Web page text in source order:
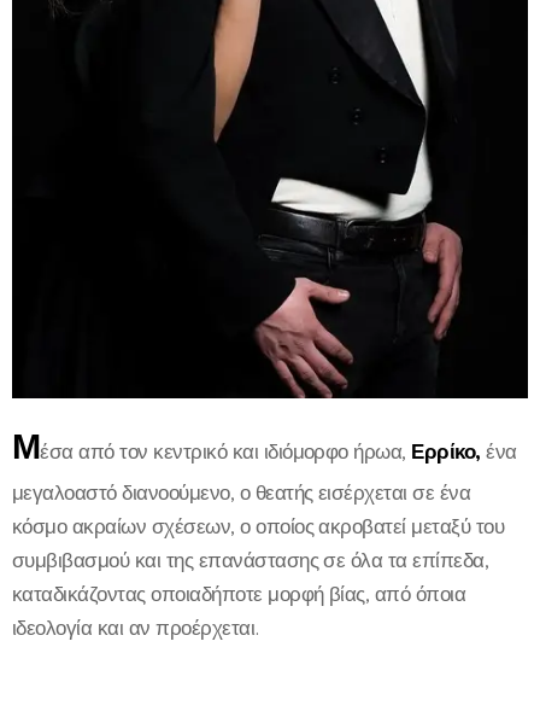
Μέσα από τον κεντρικό και ιδιόμορφο ήρωα, Ερρίκο, ένα
μεγαλοαστό διανοούμενο, ο θεατής εισέρχεται σε ένα
κόσμο ακραίων σχέσεων, ο οποίος ακροβατεί μεταξύ του
συμβιβασμού και της επανάστασης σε όλα τα επίπεδα,
καταδικάζοντας οποιαδήποτε μορφή βίας, από όποια
ιδεολογία και αν προέρχεται.